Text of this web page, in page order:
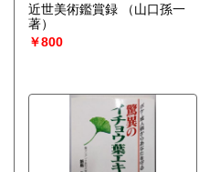
近世美術鑑賞録
（山口孫一
著）
￥800